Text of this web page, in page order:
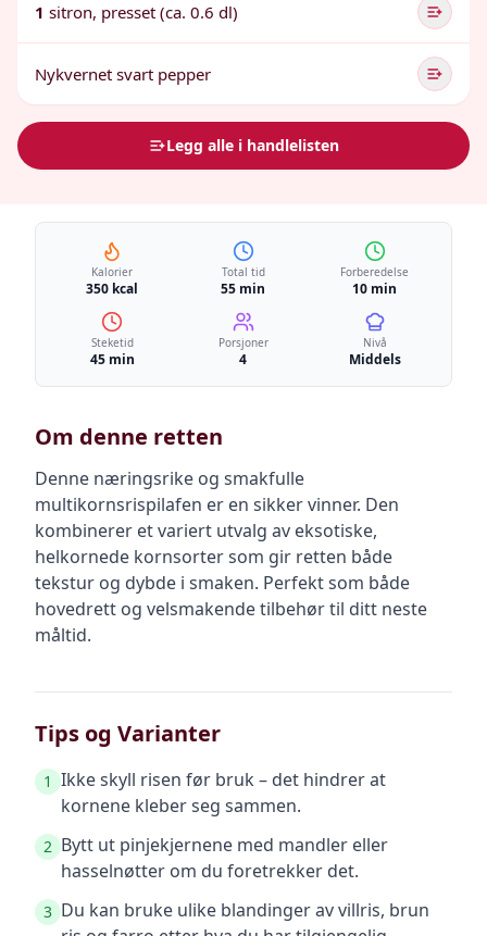
1 sitron, presset (ca. 0.6 dl)
Nykvernet svart pepper
Legg alle i handlelisten
Kalorier
350 kcal
Total tid
55 min
Forberedelse
10 min
Steketid
45 min
Porsjoner
4
Nivå
Middels
Om denne retten
Denne næringsrike og smakfulle
multikornsrispilafen er en sikker vinner. Den
kombinerer et variert utvalg av eksotiske,
helkornede kornsorter som gir retten både
tekstur og dybde i smaken. Perfekt som både
hovedrett og velsmakende tilbehør til ditt neste
måltid.
Tips og Varianter
1 Ikke skyll risen før bruk – det hindrer at
kornene kleber seg sammen.
2 Bytt ut pinjekjernene med mandler eller
hasselnøtter om du foretrekker det.
3 Du kan bruke ulike blandinger av villris, brun